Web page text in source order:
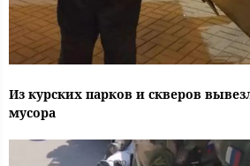
Из курских парков и скверов
мусора